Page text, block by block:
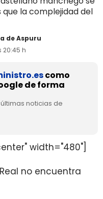
la complejidad del
de Aspuru
20:45 h
como
de forma
noticias de
width="480"]